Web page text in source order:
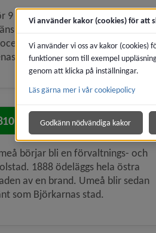
9 000 år sedan var inlandsisens
vid Umeåtrakten i sin långsamma
att dra sig tillbaka efter
istiden.
börjar bli en förvaltnings- och
1888 ödeläggs hela östra
av en brand. Umeå blir sedan
som Björkarnas stad.
Vi använder kakor (cookies) för att
Vi använder vi oss av kakor
funktioner som till exempel
genom att klicka på inställningar.
Läs gärna mer i vår cookiepolicy
Godkänn nödvändiga kakor